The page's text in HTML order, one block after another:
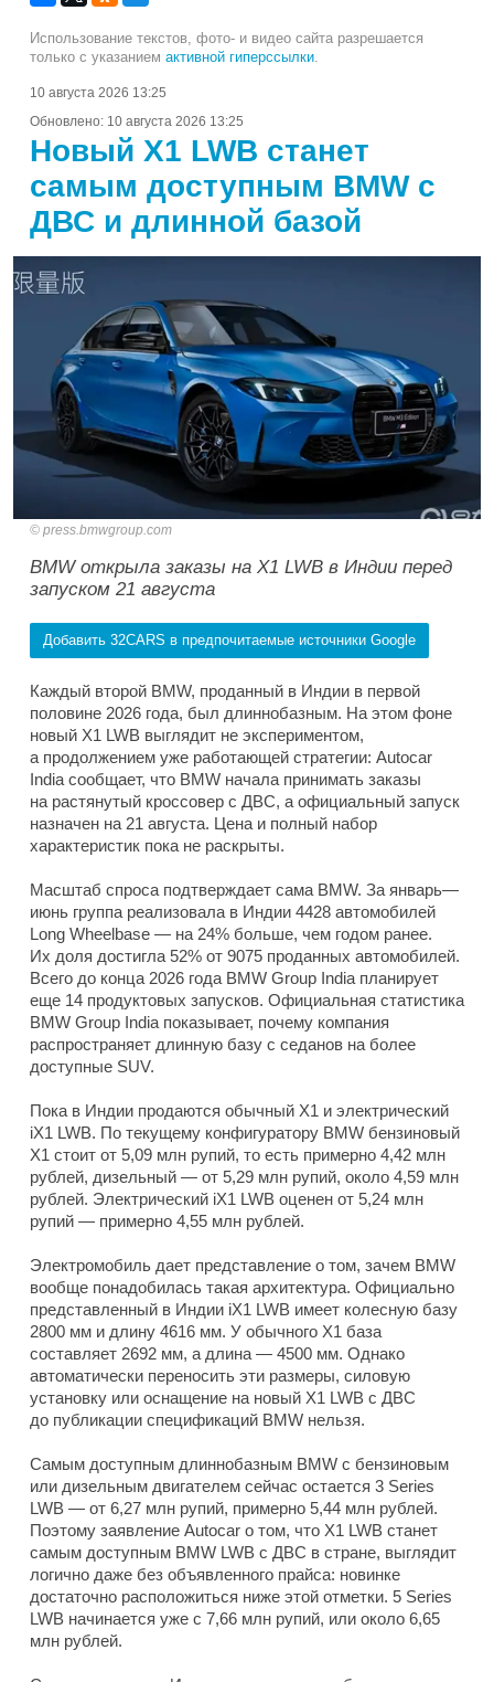
Использование текстов, фото- и видео сайта разрешается
только с указанием активной гиперссылки
10 августа 2026 13:25
Обновлено: 10 августа 2026 13:25
Новый X1 LWB станет
самым доступным BMW с
ДВС и длинной базой
press.bmwgroup.com
BMW открыла заказы на X1 LWB в Индии перед
запуском 21 августа
Добавить 32CARS в предпочитаемые источники Google
Каждый второй BMW, проданный в Индии в первой
половине 2026 года, был длиннобазным. На этом фоне
новый X1 LWB выглядит не экспериментом,
а продолжением уже работающей стратегии: Autocar
India сообщает, что BMW начала принимать заказы
на растянутый кроссовер с ДВС, а официальный запуск
назначен на 21 августа. Цена и полный набор
характеристик пока не раскрыты.
Масштаб спроса подтверждает сама BMW. За январь—
июнь группа реализовала в Индии 4428 автомобилей
Long Wheelbase — на 24% больше, чем годом ранее.
Их доля достигла 52% от 9075 проданных автомобилей.
Всего до конца 2026 года BMW Group India планирует
еще 14 продуктовых запусков. Официальная статистика
BMW Group India показывает, почему компания
распространяет длинную базу с седанов на более
доступные SUV.
Пока в Индии продаются обычный X1 и электрический
iX1 LWB. По текущему конфигуратору BMW бензиновый
X1 стоит от 5,09 млн рупий, то есть примерно 4,42 млн
рублей, дизельный — от 5,29 млн рупий, около 4,59 млн
рублей. Электрический iX1 LWB оценен от 5,24 млн
рупий — примерно 4,55 млн рублей.
Электромобиль дает представление о том, зачем BMW
вообще понадобилась такая архитектура. Официально
представленный в Индии iX1 LWB имеет колесную базу
2800 мм и длину 4616 мм. У обычного X1 база
составляет 2692 мм, а длина — 4500 мм. Однако
автоматически переносить эти размеры, силовую
установку или оснащение на новый X1 LWB с ДВС
до публикации спецификаций BMW нельзя.
Самым доступным длиннобазным BMW с бензиновым
или дизельным двигателем сейчас остается 3 Series
LWB — от 6,27 млн рупий, примерно 5,44 млн рублей.
Поэтому заявление Autocar о том, что X1 LWB станет
самым доступным BMW LWB с ДВС в стране, выглядит
логично даже без объявленного прайса: новинке
достаточно расположиться ниже этой отметки. 5 Series
LWB начинается уже с 7,66 млн рупий, или около 6,65
млн рублей.